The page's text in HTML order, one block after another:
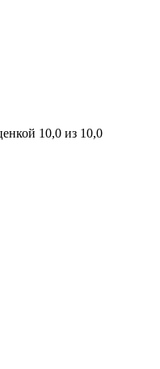
10,0 из 10,0